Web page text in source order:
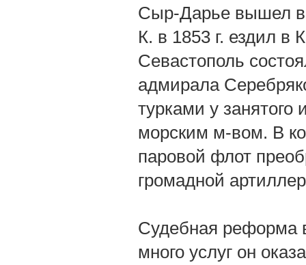
Сыр-Дарье вышел в
К. в 1853 г. ездил в
Севастополь
адмирала
турками у занятого
морским м-вом. В
паровой флот
громадной
Судебная реформа
много услуг он